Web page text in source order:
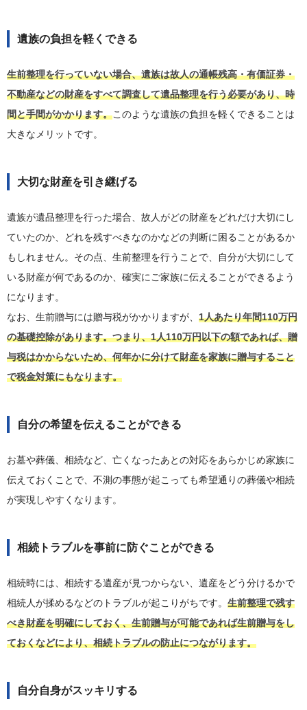
遺族の負担を軽くできる
生前整理を行っていない場合、遺族は故人の通帳残高・有価証券・
不動産などの財産をすべて調査して遺品整理を行う必要があり、時
間と手間がかかります。このような遺族の負担を軽くできることは
大きなメリットです。
大切な財産を引き継げる
遺族が遺品整理を行った場合、故人がどの財産をどれだけ大切にし
ていたのか、どれを残すべきなのかなどの判断に困ることがあるか
もしれません。その点、生前整理を行うことで、自分が大切にして
いる財産が何であるのか、確実にご家族に伝えることができるよう
になります。
なお、生前贈与には贈与税がかかりますが、 1人あたり年間110万円
の基礎控除があります。つまり、1人110万円以下の額であれば、贈
与税はかからないため、何年かに分けて財産を家族に贈与すること
で税金対策にもなります。
自分の希望を伝えることができる
お墓や葬儀、相続など、亡くなったあとの対応をあらかじめ家族に
伝えておくことで、不測の事態が起こっても希望通りの葬儀や相続
が実現しやすくなります。
相続トラブルを事前に防ぐことができる
相続時には、相続する遺産が見つからない、遺産をどう分けるかで
相続人が揉めるなどのトラブルが起こりがちです。 生前整理で残す
べき財産を明確にしておく、生前贈与が可能であれば生前贈与をし
ておくなどにより、相続トラブルの防止につながります。
自分自身がスッキリする